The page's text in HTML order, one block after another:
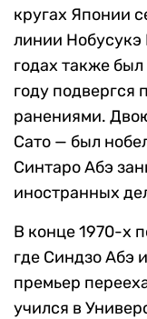
кругах Японии
линии Нобусукэ
годах также
году подвергся
ранениями.
Сато — был
Синтаро Абэ
иностранных
В конце 1970-х
где Синдзо Абэ
премьер
учился в